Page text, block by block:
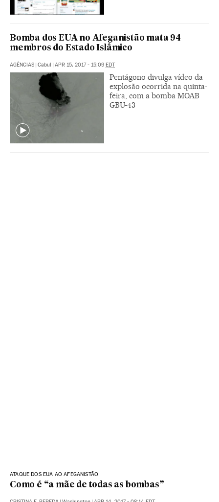
Bomba dos EUA no Afeganistão mata 94
membros do Estado Islâmico
AGÊNCIAS | Cabul | APR 15, 2017 - 15:09 EDT
Pentágono divulga vídeo da
explosão ocorrida na quinta-
feira, com a bomba MOAB
GBU-43
ATAQUE DOS EUA AO AFEGANISTÃO
Como é “a mãe de todas as bombas”